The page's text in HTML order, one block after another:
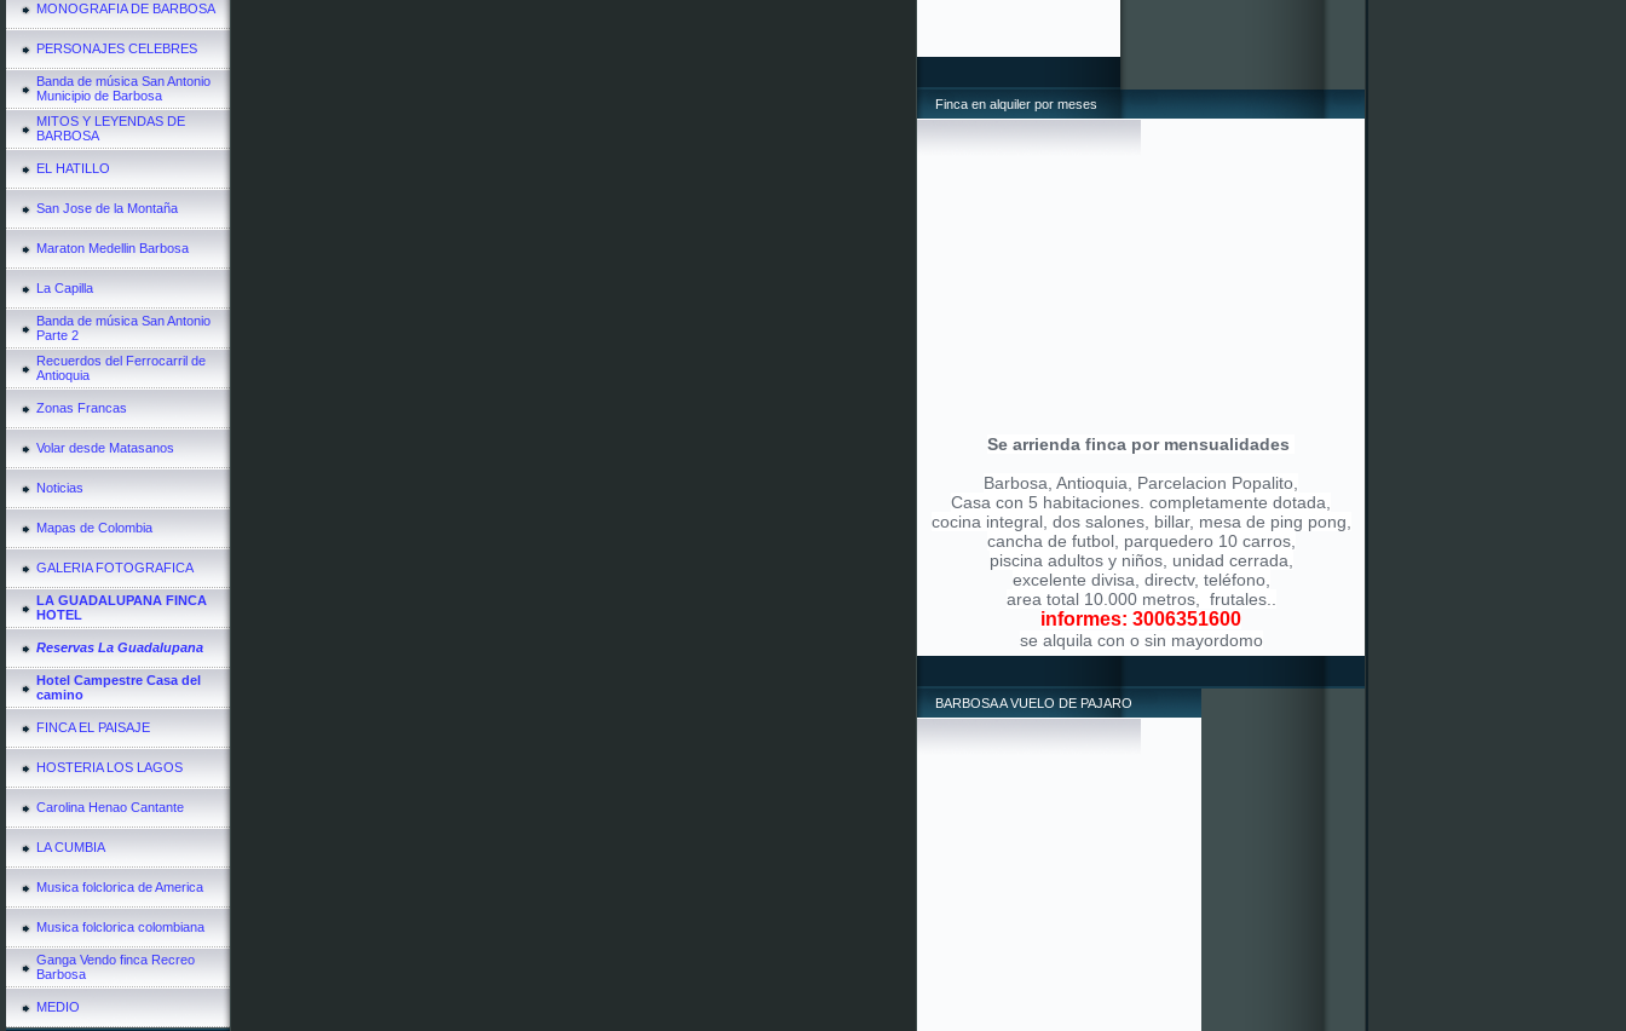
MONOGRAFIA DE BARBOSA
PERSONAJES CELEBRES
Banda de música San Antonio
Municipio de Barbosa
MITOS Y LEYENDAS DE
BARBOSA
EL HATILLO
San Jose de la Montaña
Maraton Medellin Barbosa
La Capilla
Banda de música San Antonio
Parte 2
Recuerdos del Ferrocarril de
Antioquia
Zonas Francas
Volar desde Matasanos
Noticias
Mapas de Colombia
GALERIA FOTOGRAFICA
LA GUADALUPANA FINCA
HOTEL
Reservas La Guadalupana
Hotel Campestre Casa del
camino
FINCA EL PAISAJE
HOSTERIA LOS LAGOS
Carolina Henao Cantante
LA CUMBIA
Musica folclorica de America
Musica folclorica colombiana
Ganga Vendo finca Recreo
Barbosa
MEDIO
Finca en alquiler por meses
Se arrienda finca por mensualidades
Barbosa, Antioquia, Parcelacion Popalito,
Casa con 5 habitaciones. completamente dotada,
cocina integral, dos salones, billar, mesa de ping pong,
cancha de futbol, parquedero 10 carros,
piscina adultos y niños, unidad cerrada,
excelente divisa, directv, teléfono,
area total 10.000 metros, frutales..
informes: 3006351600
se alquila con o sin mayordomo
BARBOSA A VUELO DE PAJARO